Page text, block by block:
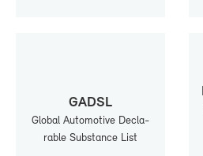
GADSL
Glo­bal Au­to­mo­ti­ve De­cla­
ra­ble Subs­tan­ce List